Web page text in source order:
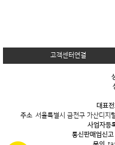
고객센터연결
대표
주소 서울특별시 금천구 가산디
사업자등
통신판매업신고